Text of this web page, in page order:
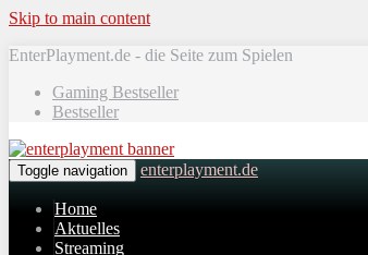
Skip to main content
EnterPlayment.de - die Seite zum Spielen
Gaming Bestseller
Bestseller
Toggle navigation enterplayment.de
Home
Aktuelles
Streaming